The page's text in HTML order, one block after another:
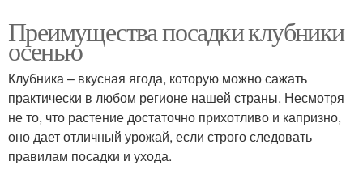
Преимущества посадки клубники
осенью
Клубника – вкусная ягода, которую можно сажать
практически в любом регионе нашей страны. Несмотря
не то, что растение достаточно прихотливо и капризно,
оно дает отличный урожай, если строго следовать
правилам посадки и ухода.